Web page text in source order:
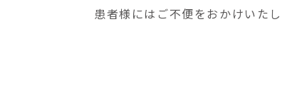
患者様にはご不便をおかけいた